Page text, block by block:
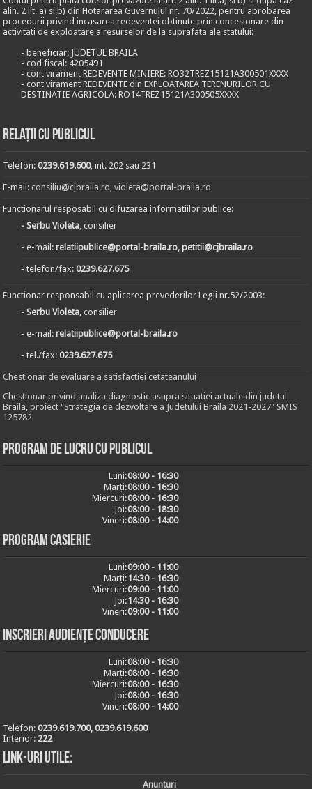
alin. 2 lit. a) si b) din Hotararea Guvernului nr. 70/2022, pentru aprobarea
procedurii privind incasarea redeventei obtinute prin concesionare din
activitati de exploatare a resurselor de la suprafata ale statului:
- beneficiar: JUDETUL BRAILA
- cod fiscal: 4205491
- cont virament REDEVENTE MINIERE: RO32TREZ15121A300501XXXX
- cont virament REDEVENTE din EXPLOATAREA TERENURILOR CU
DESTINATIE AGRICOLA: RO14TREZ15121A300505XXXX
Relații cu publicul
Telefon:0239.619.600, int. 202 sau 231
E-mail:consiliu@cjbraila.ro,violeta@portal-braila.ro
Functionarul resposabil cu difuzarea informatiilor publice:
- Serbu Violeta, consilier
- e-mail:relatiipublice@portal-braila.ro, petitii@cjbraila.ro
- telefon/fax:0239.627.675
Functionar responsabil cu aplicarea prevederilor Legii nr.52/2003:
- Serbu Violeta, consilier
- e-mail:relatiipublice@portal-braila.ro
- tel./fax:0239.627.675
Chestionar de evaluare a satisfactiei cetateanului
Chestionar privind analiza diagnostic asupra situatiei actuale din judetul
Braila, proiect "Strategia de dezvoltare a Judetului Braila 2021-2027" SMIS
125782
Program de lucru cu publicul
Luni:08:00 - 16:30
Marți:08:00 - 16:30
Miercuri:08:00 - 16:30
Joi:08:00 - 18:30
Vineri:08:00 - 14:00
Program casierie
Luni:09:00 - 11:00
Marți:14:30 - 16:30
Miercuri:09:00 - 11:00
Joi:14:30 - 16:30
Vineri:09:00 - 11:00
Inscrieri audiențe conducere
Luni:08:00 - 16:30
Marți:08:00 - 16:30
Miercuri:08:00 - 16:30
Joi:08:00 - 16:30
Vineri:08:00 - 14:00
Telefon:0239.619.700, 0239.619.600
Interior: 222
Link-uri utile:
Anunturi